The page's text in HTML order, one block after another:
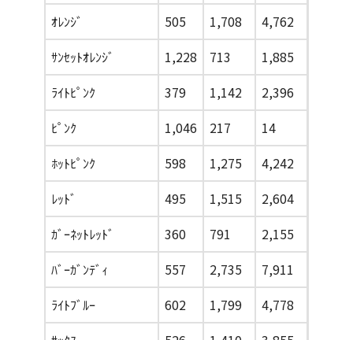
ｵﾚﾝｼﾞ
505 1,708 4,762
ｻﾝｾｯﾄｵﾚﾝｼﾞ
1,228 713 1,885
ﾗｲﾄﾋﾟﾝｸ
379 1,142 2,396
ﾋﾟﾝｸ
1,046 217 14
ﾎｯﾄﾋﾟﾝｸ
598 1,275 4,242
ﾚｯﾄﾞ
495 1,515 2,604
ｶﾞｰﾈｯﾄﾚｯﾄﾞ
360 791 2,155
ﾊﾞｰｶﾞﾝﾃﾞｨ
557 2,735 7,911
ﾗｲﾄﾌﾞﾙｰ
602 1,799 4,778